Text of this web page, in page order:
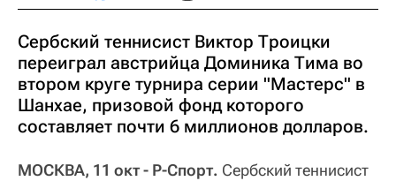
Сербский теннисист Виктор Троицки
переиграл австрийца Доминика Тима во
втором круге турнира серии "Мастерс" в
Шанхае, призовой фонд которого
составляет почти 6 миллионов долларов.
МОСКВА, 11 окт - Р-Спорт. Сербский теннисист